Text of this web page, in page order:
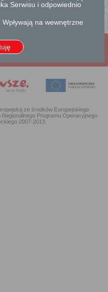
ze środków Europejskiego
Programu Operacyjnego
2007-2013.
Serwisu i odpowiednio
na wewnętrzne